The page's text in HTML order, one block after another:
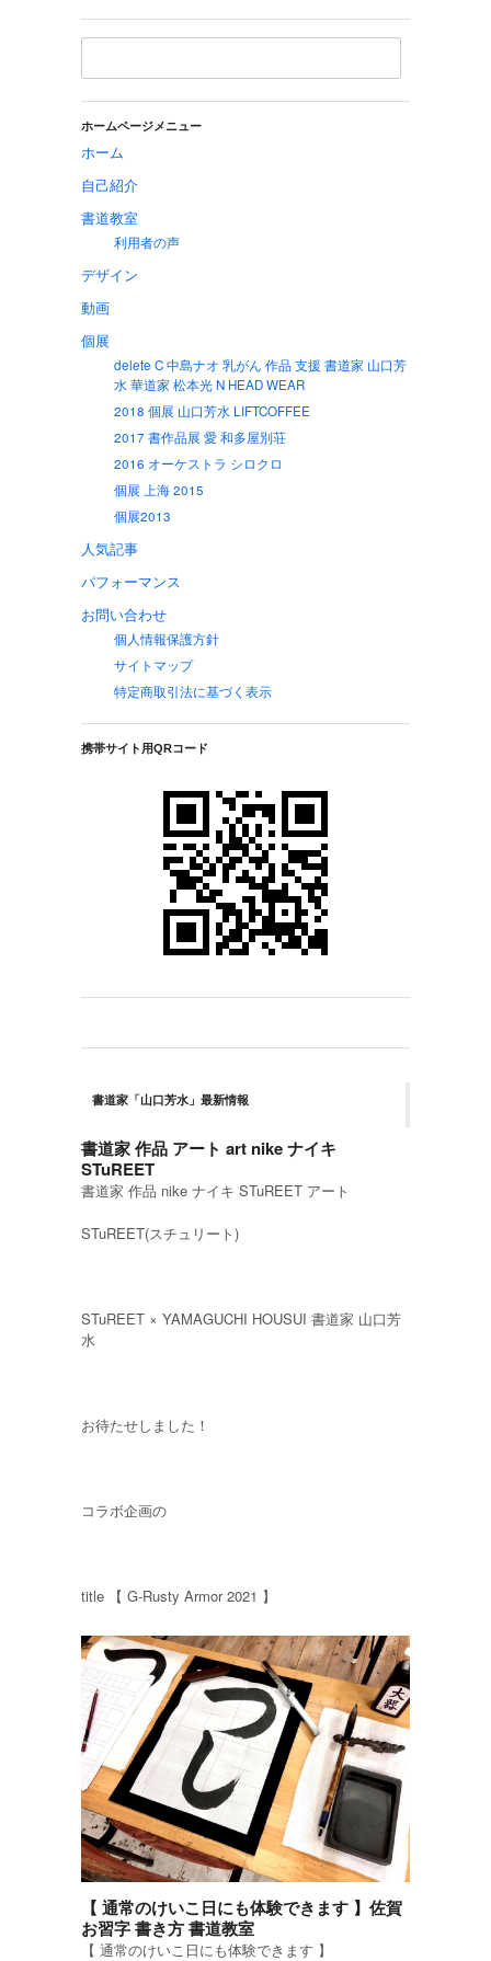
ホームページメニュー
ホーム
自己紹介
書道教室
利用者の声
デザイン
動画
個展
delete C 中島ナオ 乳がん 作品 支援 書道家 山口芳
水 華道家 松本光 N HEAD WEAR
2018 個展 山口芳水 LIFTCOFFEE
2017 書作品展 愛 和多屋別荘
2016 オーケストラ シロクロ
個展 上海 2015
個展2013
人気記事
パフォーマンス
お問い合わせ
個人情報保護方針
サイトマップ
特定商取引法に基づく表示
携帯サイト用QRコード
書道家「山口芳水」最新情報
書道家 作品 アート art nike ナイキ
STuREET
書道家 作品 nike ナイキ STuREET アート
STuREET(スチュリート)
STuREET × YAMAGUCHI HOUSUI 書道家 山口芳
水
お待たせしました！
コラボ企画の
title 【 G-Rusty Armor 2021 】
【 通常のけいこ日にも体験できます 】佐賀
お習字 書き方 書道教室
【 通常のけいこ日にも体験できます 】